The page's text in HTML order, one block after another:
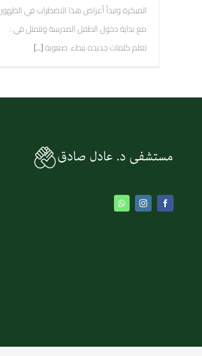
المبكرة وتبدأ أعراض هذا الاضطراب في الظهور
مع بداية دخول الطفل المدرسة وتتمثل في :
تعلم كلمات جديده ببطء. صعوبة[...]